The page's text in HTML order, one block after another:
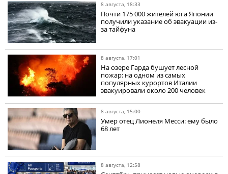
8 августа, 18:33
Почти 175 000 жителей юга Японии
получили указание об эвакуации из-
за тайфуна
8 августа, 17:01
На озере Гарда бушует лесной
пожар: на одном из самых
популярных курортов Италии
эвакуировали около 200 человек
8 августа, 15:00
Умер отец Лионеля Месси: ему было
68 лет
8 августа, 12:58